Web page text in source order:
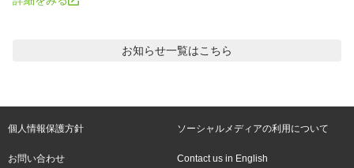
お知らせ一覧はこちら
個人情報保護方針 ソーシャルメディアの利用について
お問い合わせ Contact us in English